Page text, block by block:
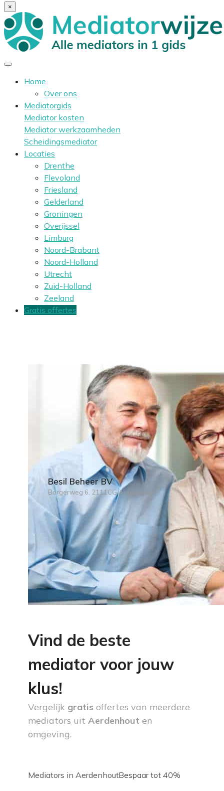
×
Home
Over ons
Mediatorgids
Mediator kosten
Mediator werkzaamheden
Scheidingsmediator
Locaties
Drenthe
Flevoland
Friesland
Gelderland
Groningen
Overijssel
Limburg
Noord-Brabant
Noord-Holland
Utrecht
Zuid-Holland
Zeeland
Gratis offertes
Besil Beheer BV
Borgerweg 6, 2111CG Aerdenhout
Vind de beste
mediator voor jouw
klus!
Vergelijk gratis offertes van meerdere
mediators uit Aerdenhout en
omgeving.
Mediators in AerdenhoutBespaar tot 40%